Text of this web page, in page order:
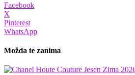
Facebook
X
Pinterest
WhatsApp
Možda te zanima